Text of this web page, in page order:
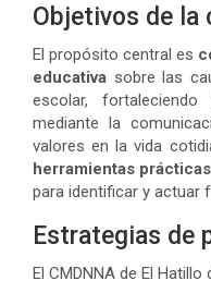
Objetivos de la
El propósito central es
educativa sobre las
escolar,
mediante la
valores en la vida
herramientas prácticas
para identificar y actuar
Estrategias de
El CMDNNA de El